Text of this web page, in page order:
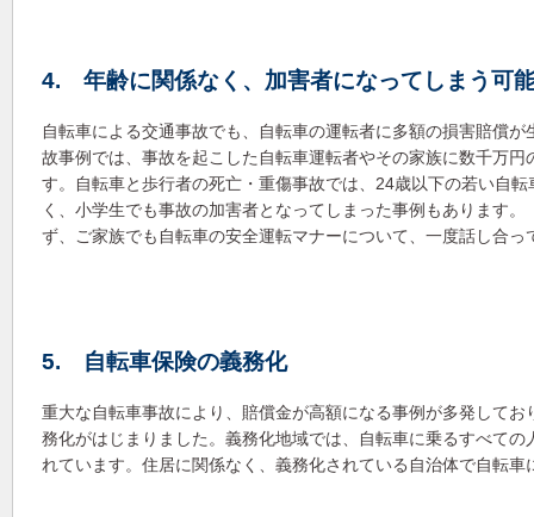
4. 年齢に関係なく、加害者になってしまう可
自転車による交通事故でも、自転車の運転者に多額の損害賠償
故事例では、事故を起こした自転車運転者やその家族に数千万
す。自転車と歩行者の死亡・重傷事故では、24歳以下の若い自
く、小学生でも事故の加害者となってしまった事例もあります
ず、ご家族でも自転車の安全運転マナーについて、一度話し合っ
5. 自転車保険の義務化
重大な自転車事故により、賠償金が高額になる事例が多発して
務化がはじまりました。 義務化地域では、
自転車に乗るすべての
れています。住居に関係なく、 義務化されている自治体で自転